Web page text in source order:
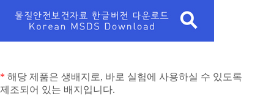
* 해당 제품은 생배지로, 바로 실험에 사용하실 수 있도록
제조되어 있는 배지입니다.